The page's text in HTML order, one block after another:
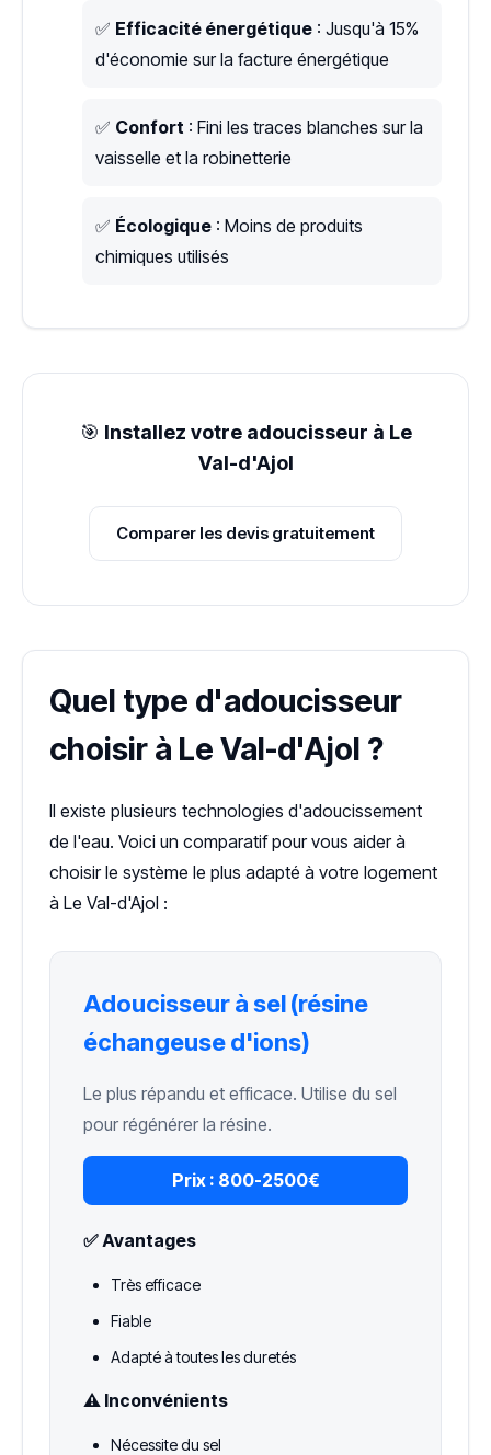
✅ Efficacité énergétique : Jusqu'à 15%
d'économie sur la facture énergétique
✅ Confort : Fini les traces blanches sur la
vaisselle et la robinetterie
✅ Écologique : Moins de produits
chimiques utilisés
🎯 Installez votre adoucisseur à Le
Val-d'Ajol
Comparer les devis gratuitement
Quel type d'adoucisseur
choisir à Le Val-d'Ajol ?
Il existe plusieurs technologies d'adoucissement
de l'eau. Voici un comparatif pour vous aider à
choisir le système le plus adapté à votre logement
à Le Val-d'Ajol :
Adoucisseur à sel (résine
échangeuse d'ions)
Le plus répandu et efficace. Utilise du sel
pour régénérer la résine.
Prix : 800-2500€
✅ Avantages
Très efficace
Fiable
Adapté à toutes les duretés
⚠️ Inconvénients
Nécessite du sel